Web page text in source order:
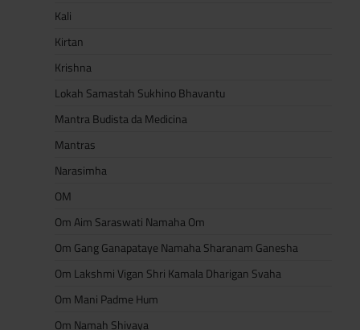
Kali
Kirtan
Krishna
Lokah Samastah Sukhino Bhavantu
Mantra Budista da Medicina
Mantras
Narasimha
OM
Om Aim Saraswati Namaha Om
Om Gang Ganapataye Namaha Sharanam Ganesha
Om Lakshmi Vigan Shri Kamala Dharigan Svaha
Om Mani Padme Hum
Om Namah Shivaya